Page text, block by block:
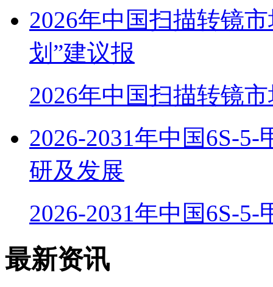
2026年中国扫描转镜
划”建议报
2026年中国扫描转镜
2026-2031年中国6S-
研及发展
2026-2031年中国6S-5-
最新资讯